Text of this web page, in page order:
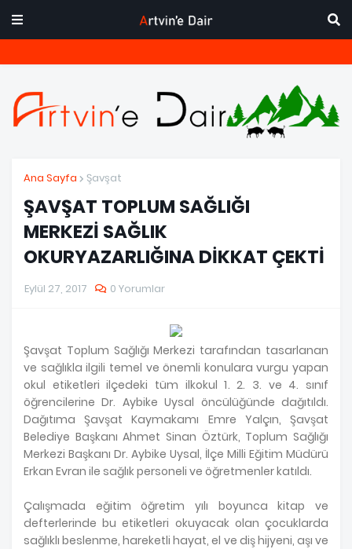
Ana Sayfa Şavşat
ŞAVŞAT TOPLUM SAĞLIĞI
MERKEZİ SAĞLIK
OKURYAZARLIĞINA DİKKAT ÇEKTİ
Eylül 27, 2017 0 Yorumlar
Şavşat Toplum Sağlığı Merkezi tarafından tasarlanan
ve sağlıkla ilgili temel ve önemli konulara vurgu yapan
okul etiketleri ilçedeki tüm ilkokul 1. 2. 3. ve 4. sınıf
öğrencilerine Dr. Aybike Uysal öncülüğünde dağıtıldı.
Dağıtıma Şavşat Kaymakamı Emre Yalçın, Şavşat
Belediye Başkanı Ahmet Sinan Öztürk, Toplum Sağlığı
Merkezi Başkanı Dr. Aybike Uysal, İlçe Milli Eğitim Müdürü
Erkan Evran ile sağlık personeli ve öğretmenler katıldı.
Çalışmada eğitim öğretim yılı boyunca kitap ve
defterlerinde bu etiketleri okuyacak olan çocuklarda
sağlıklı beslenme, hareketli hayat, el ve diş hijyeni, aşı ve